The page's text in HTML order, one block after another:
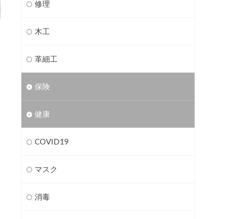
修理
木工
革細工
保険
健康
COVID19
マスク
消毒